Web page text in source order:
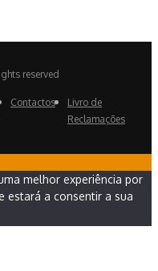
reserved
Contactos
Livro de
Reclamações
melhor experiência por
estará a consentir a sua